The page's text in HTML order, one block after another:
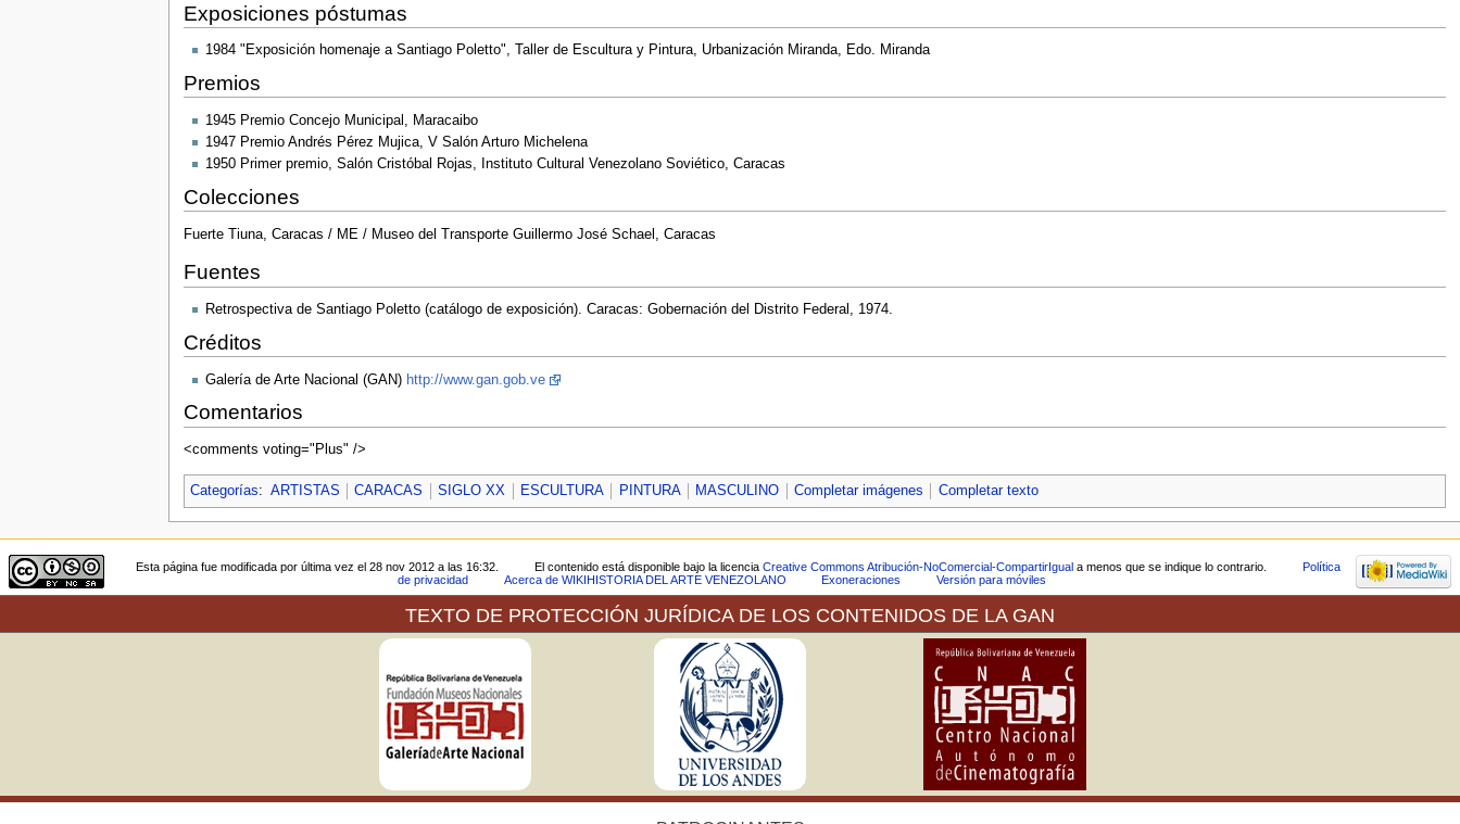
Exposiciones póstumas
1984 "Exposición homenaje a Santiago Poletto", Taller de Escultura y Pintura, Urbanización Miranda, Edo. Miranda
Premios
1945 Premio Concejo Municipal, Maracaibo
1947 Premio Andrés Pérez Mujica, V Salón Arturo Michelena
1950 Primer premio, Salón Cristóbal Rojas, Instituto Cultural Venezolano Soviético, Caracas
Colecciones
Fuerte Tiuna, Caracas / ME / Museo del Transporte Guillermo José Schael, Caracas
Fuentes
Retrospectiva de Santiago Poletto (catálogo de exposición). Caracas: Gobernación del Distrito Federal, 1974.
Créditos
Galería de Arte Nacional (GAN) http://www.gan.gob.ve
Comentarios
<comments voting="Plus" />
Categorías: ARTISTAS CARACAS SIGLO XX ESCULTURA PINTURA MASCULINO Completar imágenes Completar texto
Esta página fue modificada por última vez el 28 nov 2012 a las 16:32. El contenido está disponible bajo la licencia Creative Commons Atribución-NoComercial-CompartirIgual a menos que se indique lo contrario.
Política
de privacidad
Acerca de WIKIHISTORIA DEL ARTE VENEZOLANO Exoneraciones Versión para móviles
TEXTO DE PROTECCIÓN JURÍDICA DE LOS CONTENIDOS DE LA GAN
La Galería de Arte Nacional, a través de la plataforma tecnológica de la Red Venezolana de Arte (VEREDA) ofrece sus
servicios de web después de haber hecho la consulta pertinente ante el Servicio Autónomo de Propiedad Intelectual (SAPI) en
relación a la publicación en línea de las imágenes de las obras que forman parte tanto de la colección del museo como de las
exposiciones que en sus espacios se muestran.
En virtud del Convenio de Berna para la Protección de las Obras Literarias y Artísticas, del cual Venezuela es signataria desde
el 20 de Septiembre de 1982, en sus